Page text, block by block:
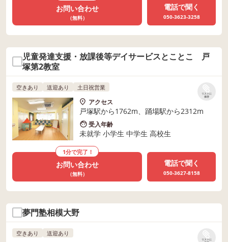
お問い合わせ
（無料）
電話で聞く
050-3623-3258
児童発達支援・放課後等デイサービスとことこ 戸
塚第2教室
リストに
保存
空きあり 送迎あり 土日祝営業
アクセス
戸塚駅から1762m、踊場駅から2312m
受入年齢
未就学 小学生 中学生 高校生
1分で完了！
お問い合わせ
（無料）
電話で聞く
050-3627-8158
夢門塾相模大野
リストに
空きあり 送迎あり